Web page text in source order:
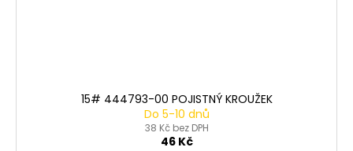
15# 444793-00 POJISTNÝ KROUŽEK
Do 5-10 dnů
38 Kč bez DPH
46 Kč